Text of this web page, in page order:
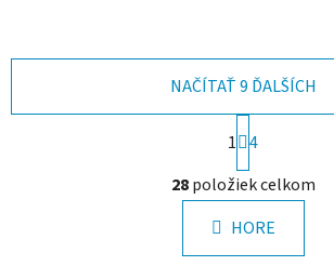
O
v
l
á
d
NAČÍTAŤ 9 ĎALŠÍCH
S
t
r
á
n
k
1 4
28položiek celkom
HORE